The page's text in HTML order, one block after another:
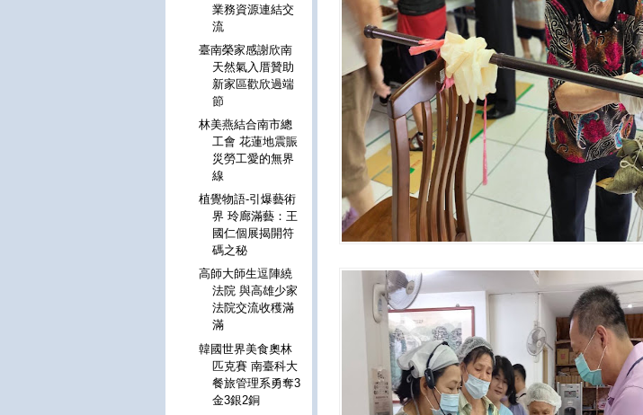
業務資源連結交
流
臺南榮家感謝欣南
天然氣入厝贊助
新家區歡欣過端
節
林美燕結合南市總
工會 花蓮地震賑
災勞工愛的無界
線
植覺物語-引爆藝術
界 玲廊滿藝：王
國仁個展揭開符
碼之秘
高師大師生逗陣繞
法院 與高雄少家
法院交流收穫滿
滿
韓國世界美食奧林
匹克賽 南臺科大
餐旅管理系勇奪3
金3銀2銅